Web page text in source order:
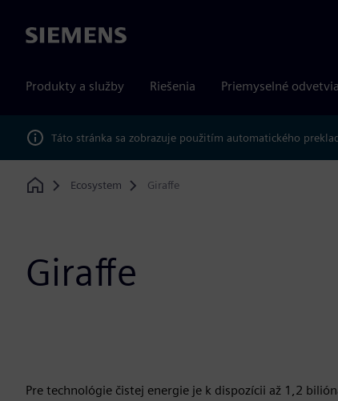
Siemens
Produkty a služby Riešenia Priemyselné odvetvia
Táto stránka sa zobrazuje použitím automatického
Home
Ecosystem Giraffe
Giraffe
Pre technológie čistej energie je k dispozícii až 1,2